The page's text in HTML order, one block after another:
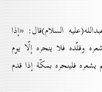
السلام)قال: «إذا
وقلّده فلا ينحره إلّا يوم
فلينحره بمكّة إذا قدم